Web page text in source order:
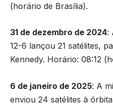
(horário de Brasília).
31 de dezembro de 2024:
12-6 lançou 21 satélites,
Kennedy. Horário: 08:12
6 de janeiro de 2025: A
enviou 24 satélites à